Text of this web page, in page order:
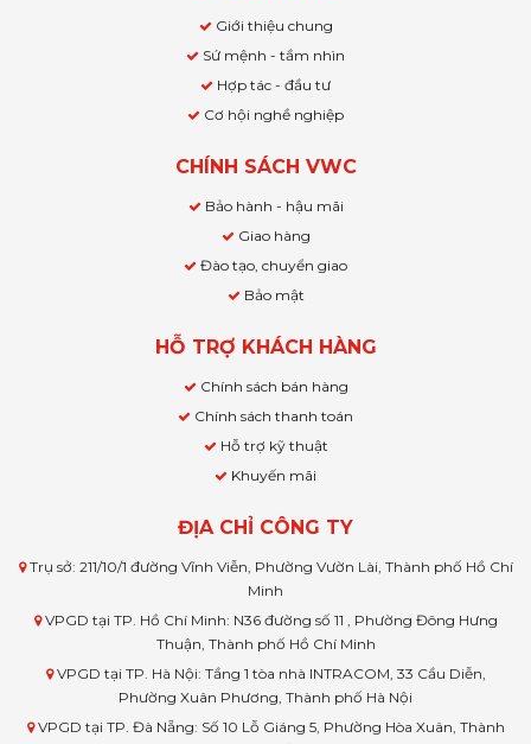
Giới thiệu chung
Sứ mệnh - tầm nhìn
Hợp tác - đầu tư
Cơ hội nghề nghiệp
CHÍNH SÁCH VWC
Bảo hành - hậu mãi
Giao hàng
Đào tạo, chuyển giao
Bảo mật
HỖ TRỢ KHÁCH HÀNG
Chính sách bán hàng
Chính sách thanh toán
Hỗ trợ kỹ thuật
Khuyến mãi
ĐỊA CHỈ CÔNG TY
Trụ sở: 211/10/1 đường Vĩnh Viễn, Phường Vườn Lài, Thành phố Hồ Chí
Minh
VPGD tại TP. Hồ Chí Minh: N36 đường số 11 , Phường Đông Hưng
Thuận, Thành phố Hồ Chí Minh
VPGD tại TP. Hà Nội: Tầng 1 tòa nhà INTRACOM, 33 Cầu Diễn,
Phường Xuân Phương, Thành phố Hà Nội
VPGD tại TP. Đà Nẵng: Số 10 Lỗ Giáng 5, Phường Hòa Xuân, Thành